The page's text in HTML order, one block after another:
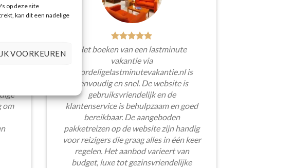
op deze site
kan dit een nadelige
VOORKEUREN
om
Het boeken van een lastminute
vakantie via
Voordeligelastminutevakantie.nl is
eenvoudig en snel. De website is
gebruiksvriendelijk en de
klantenservice is behulpzaam en goed
bereikbaar. De aangeboden
pakketreizen op de website zijn handig
voor reizigers die graag alles in één keer
regelen. Het aanbod varieert van
budget, luxe tot gezinsvriendelijke